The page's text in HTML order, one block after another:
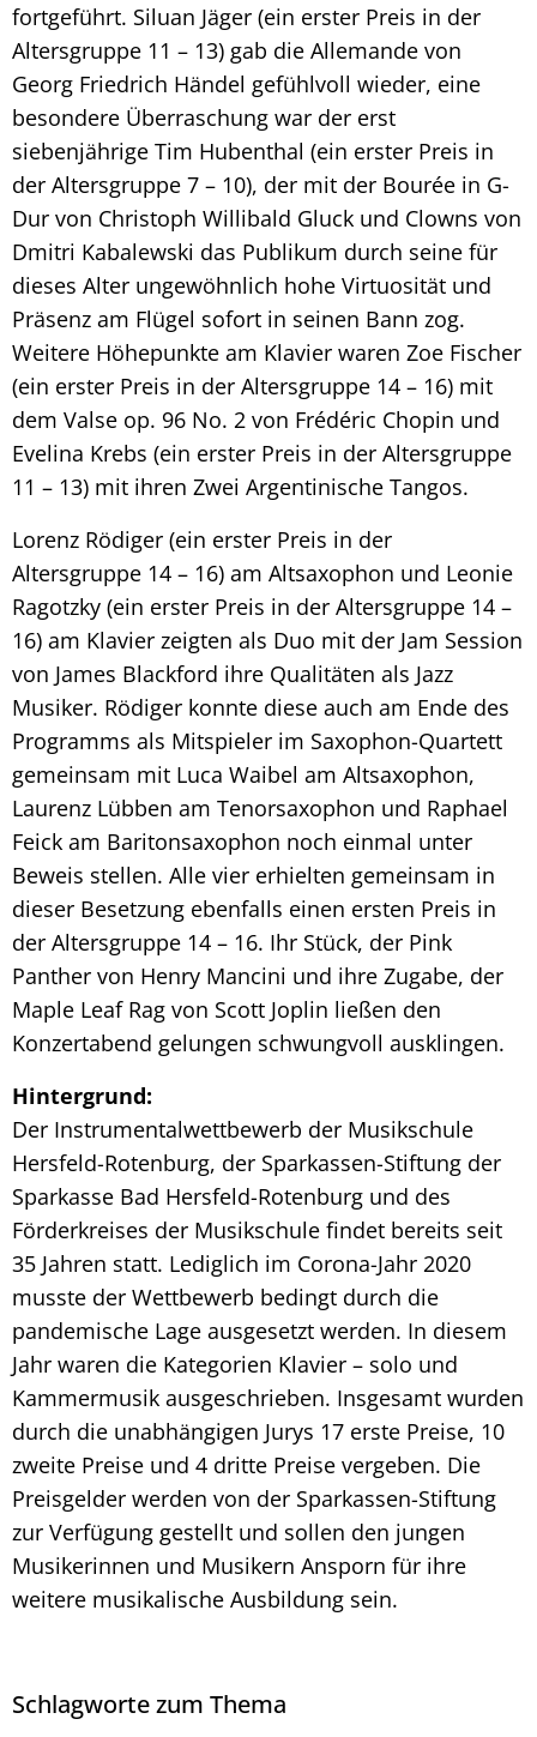
fortgeführt. Siluan Jäger (ein erster Preis in der
Altersgruppe 11 – 13) gab die Allemande von
Georg Friedrich Händel gefühlvoll wieder, eine
besondere Überraschung war der erst
siebenjährige Tim Hubenthal (ein erster Preis in
der Altersgruppe 7 – 10), der mit der Bourée in G-
Dur von Christoph Willibald Gluck und Clowns von
Dmitri Kabalewski das Publikum durch seine für
dieses Alter ungewöhnlich hohe Virtuosität und
Präsenz am Flügel sofort in seinen Bann zog.
Weitere Höhepunkte am Klavier waren Zoe Fischer
(ein erster Preis in der Altersgruppe 14 – 16) mit
dem Valse op. 96 No. 2 von Frédéric Chopin und
Evelina Krebs (ein erster Preis in der Altersgruppe
11 – 13) mit ihren Zwei Argentinische Tangos.
Lorenz Rödiger (ein erster Preis in der
Altersgruppe 14 – 16) am Altsaxophon und Leonie
Ragotzky (ein erster Preis in der Altersgruppe 14 –
16) am Klavier zeigten als Duo mit der Jam Session
von James Blackford ihre Qualitäten als Jazz
Musiker. Rödiger konnte diese auch am Ende des
Programms als Mitspieler im Saxophon-Quartett
gemeinsam mit Luca Waibel am Altsaxophon,
Laurenz Lübben am Tenorsaxophon und Raphael
Feick am Baritonsaxophon noch einmal unter
Beweis stellen. Alle vier erhielten gemeinsam in
dieser Besetzung ebenfalls einen ersten Preis in
der Altersgruppe 14 – 16. Ihr Stück, der Pink
Panther von Henry Mancini und ihre Zugabe, der
Maple Leaf Rag von Scott Joplin ließen den
Konzertabend gelungen schwungvoll ausklingen.
Hintergrund:
Der Instrumentalwettbewerb der Musikschule
Hersfeld-Rotenburg, der Sparkassen-Stiftung der
Sparkasse Bad Hersfeld-Rotenburg und des
Förderkreises der Musikschule findet bereits seit
35 Jahren statt. Lediglich im Corona-Jahr 2020
musste der Wettbewerb bedingt durch die
pandemische Lage ausgesetzt werden. In diesem
Jahr waren die Kategorien Klavier – solo und
Kammermusik ausgeschrieben. Insgesamt wurden
durch die unabhängigen Jurys 17 erste Preise, 10
zweite Preise und 4 dritte Preise vergeben. Die
Preisgelder werden von der Sparkassen-Stiftung
zur Verfügung gestellt und sollen den jungen
Musikerinnen und Musikern Ansporn für ihre
weitere musikalische Ausbildung sein.
Schlagworte zum Thema